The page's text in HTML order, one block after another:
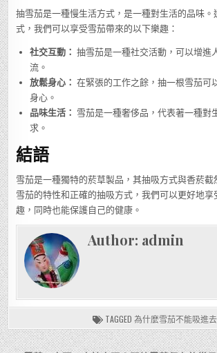
抽雪茄是一種慢生活方式，是一種對生活的品味。
式，我們可以享受雪茄帶來的以下樂趣：
社交互動： 抽雪茄是一種社交活動，可以增進
流。
放鬆身心： 在緊張的工作之餘，抽一根雪茄可
身心。
品味生活： 雪茄是一種奢侈品，代表著一種對
求。
結語
雪茄是一種獨特的菸草製品，其抽吸方式與香菸截
雪茄的特性和正確的抽吸方式，我們可以更好地享
趣，同時也能保護自己的健康。
Author: admin
TAGGED 為什麼雪茄不能吸進去